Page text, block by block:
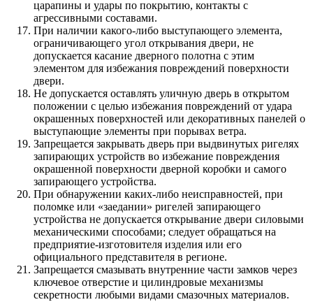
царапины и удары по покрытию, контакты с
агрессивными составами.
При наличии какого-либо выступающего элемента,
ограничивающего угол открывания двери, не
допускается касание дверного полотна с этим
элементом для избежания повреждений поверхности
двери.
Не допускается оставлять уличную дверь в открытом
положении с целью избежания повреждений от удара
окрашенных поверхностей или декоративных панелей о
выступающие элементы при порывах ветра.
Запрещается закрывать дверь при выдвинутых ригелях
запирающих устройств во избежание повреждения
окрашенной поверхности дверной коробки и самого
запирающего устройства.
При обнаружении каких-либо неисправностей, при
поломке или «заедании» ригелей запирающего
устройства не допускается открывание двери силовыми
механическими способами; следует обращаться на
предприятие-изготовителя изделия или его
официального представителя в регионе.
Запрещается смазывать внутренние части замков через
ключевое отверстие и цилиндровые механизмы
секретности любыми видами смазочных материалов.